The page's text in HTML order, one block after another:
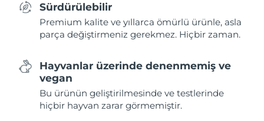
Sürdürülebilir
Premium kalite ve yıllarca ömürlü ürünle, asla
parça değiştirmeniz gerekmez. Hiçbir zaman.
Hayvanlar üzerinde denenmemiş ve
vegan
Bu ürünün geliştirilmesinde ve testlerinde
hiçbir hayvan zarar görmemiştir.